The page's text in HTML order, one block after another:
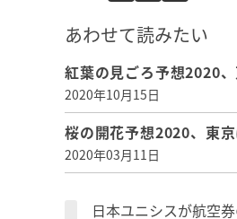
あわせて読みたい
紅葉の見ごろ予想2020
2020年10月15日
桜の開花予想2020、東
2020年03月11日
日本ユニシスが航空